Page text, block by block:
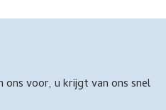
voor, u krijgt van ons snel